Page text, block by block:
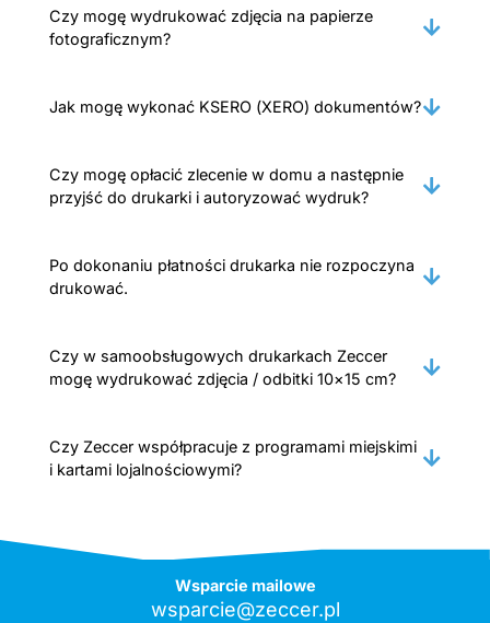
Czy mogę wydrukować zdjęcia na papierze
fotograficznym?
Jak mogę wykonać KSERO (XERO) dokumentów?
Czy mogę opłacić zlecenie w domu a następnie
przyjść do drukarki i autoryzować wydruk?
Po dokonaniu płatności drukarka nie rozpoczyna
drukować.
Czy w samoobsługowych drukarkach Zeccer
mogę wydrukować zdjęcia / odbitki 10×15 cm?
Czy Zeccer współpracuje z programami miejskimi
i kartami lojalnościowymi?
Wsparcie mailowe
wsparcie@zeccer.pl